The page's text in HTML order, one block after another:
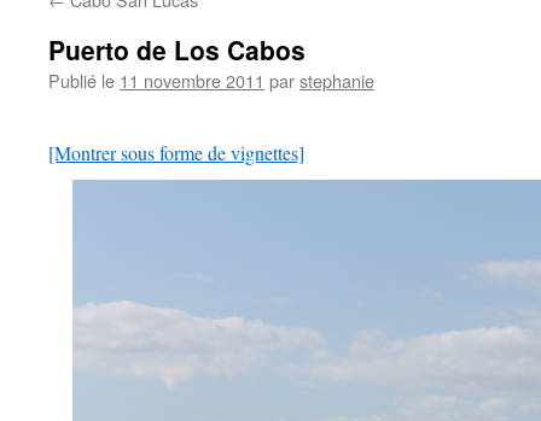
Puerto de Los Cabos
Publié le 11 novembre 2011 parstephanie
[Montrer sous forme de vignettes]